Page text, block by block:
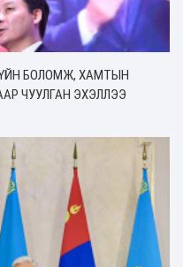
БОЛОМЖ, ХАМТЫН
ЧУУЛГАН ЭХЭЛЛЭЭ